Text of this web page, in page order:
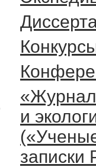
и
записки